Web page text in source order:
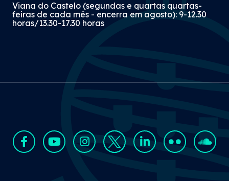
Viana do Castelo (segundas e quartas quartas-
feiras de cada mês - encerra em agosto): 9-12.30
horas/13.30-17.30 horas